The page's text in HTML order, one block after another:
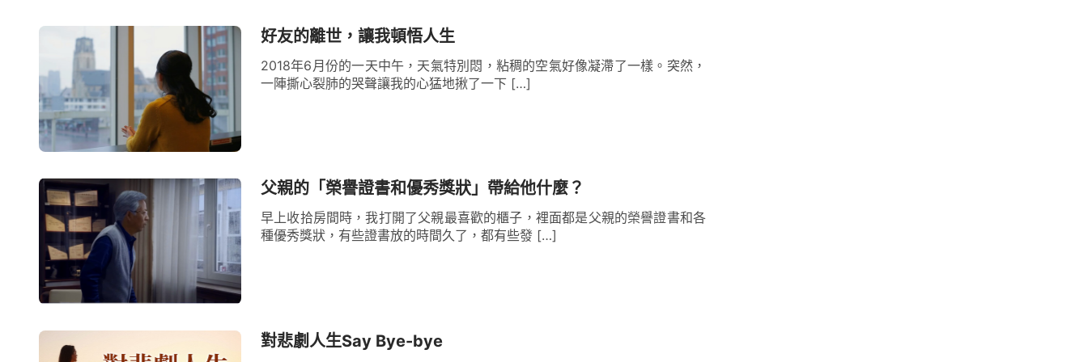
期，只活了三個多月就去世了；還有一個人，在美國打拼10多年，賺了很多錢，也患上了不治
之症，撇下一家老小去世了。這些觸目驚心的實例，都在述說一個事實：一個人不管擁有多高
的地位，擁有多少財富，也買不來延續生命的機會，死了，啥也沒了！正如
是賺得全世界，賠上自己的生命，有什麼益處呢？人還能拿什麼換生命呢？
若看不透撒但的詭計，繼續走老路，追求「向『錢』看，向『厚』賺」，以命換錢，最終只會
以悲劇收場！
告別過往，迎向新生
我又看到神的話說：「解决人的這種情形有一個最簡單的辦法，就是告别以前的生存方
式，告别以前的人生目標，對自己以前的生存方式，以前的人生觀，以前的追求、願望與理想
作一個總結，作一個解剖，然後再對照神對人的心意與要求，看看自己的生存方式與人生觀等
等有没有一樣是與神的心意相合的，有没有一樣是合乎神要求的，有没有一樣能給人帶來正確
好友的離世，讓我頓悟人生
2018年6月份的一天中午，天氣特別悶，粘稠的空氣好像凝滯了一樣。突然，
一陣撕心裂肺的哭聲讓我的心猛地揪了一下 […]
父親的「榮譽證書和優秀獎狀」帶給他什麼？
早上收拾房間時，我打開了父親最喜歡的櫃子，裡面都是父親的榮譽證書和各
種優秀獎狀，有些證書放的時間久了，都有些發 […]
對悲劇人生Say Bye-bye